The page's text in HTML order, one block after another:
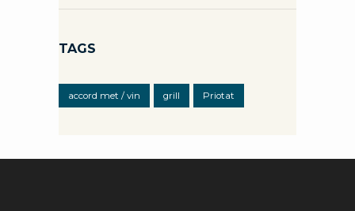
TAGS
accord met / vin grill Priotat